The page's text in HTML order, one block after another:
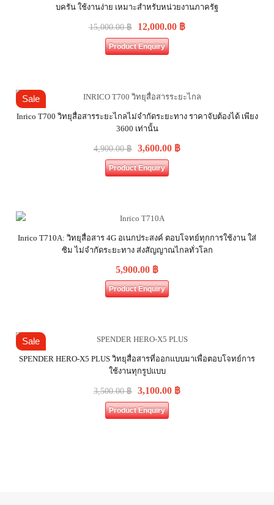
บครัน ใช้งานง่าย เหมาะสำหรับหน่วยงานภาครัฐ
15,000.00฿ 12,000.00 ฿
Product Enquiry
Sale
Inrico T700 วิทยุสื่อสารระยะไกลไม่จำกัดระยะทาง ราคาจับต้องได้ เพียง
3600 เท่านั้น
4,900.00฿ 3,600.00 ฿
Product Enquiry
Inrico T710A: วิทยุสื่อสาร 4G อเนกประสงค์ ตอบโจทย์ทุกการใช้งาน ใส่
ซิม ไม่จำกัดระยะทาง ส่งสัญญาณไกลทั่วโลก
5,900.00 ฿
Product Enquiry
Sale
SPENDER HERO-X5 PLUS วิทยุสื่อสารที่ออกแบบมาเพื่อตอบโจทย์การ
ใช้งานทุกรูปแบบ
3,500.00฿ 3,100.00 ฿
Product Enquiry